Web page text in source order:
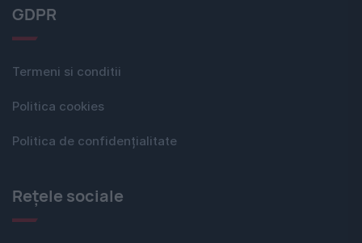
GDPR
Termeni si conditii
Politica cookies
Politica de confidențialitate
Rețele sociale